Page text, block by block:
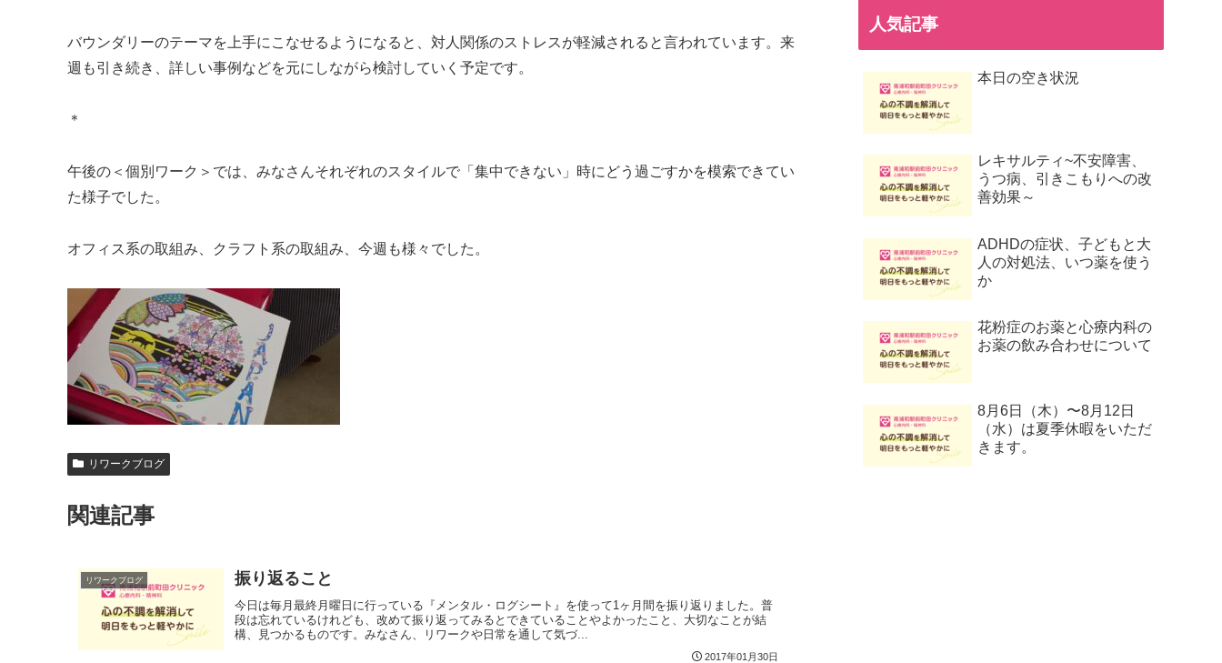
バウンダリーのテーマを上手にこなせるようになると、対人関係のストレスが軽減されると言われています。来
週も引き続き、詳しい事例などを元にしながら検討していく予定です。
＊
午後の＜個別ワーク＞では、みなさんそれぞれのスタイルで「集中できない」時にどう過ごすかを模索できてい
た様子でした。
オフィス系の取組み、クラフト系の取組み、今週も様々でした。
リワークブログ
関連記事
リワークブログ 振り返ること
今日は毎月最終月曜日に行っている『メンタル・ログシート』を使って1ヶ月間を振り返りました。普
段は忘れているけれども、改めて振り返ってみるとできていることやよかったこと、大切なことが結
構、見つかるものです。みなさん、リワークや日常を通して気づ...
2017年01月30日
人気記事
本日の空き状況
レキサルティ~不安障害、
うつ病、引きこもりへの改
善効果～
ADHDの症状、子どもと大
人の対処法、いつ薬を使う
か
花粉症のお薬と心療内科の
お薬の飲み合わせについて
8月6日（木）〜8月12日
（水）は夏季休暇をいただ
きます。